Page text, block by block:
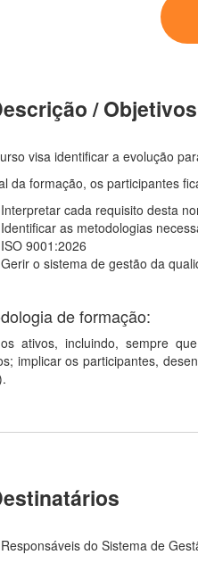
/ Objetivos
visa identificar a evolução
da formação, os participantes
Interpretar cada requisito desta
Identificar as metodologias
ISO 9001:2026
Gerir o sistema de gestão da
de formação:
ativos, incluindo, sempre
implicar os participantes,
Responsáveis do Sistema de